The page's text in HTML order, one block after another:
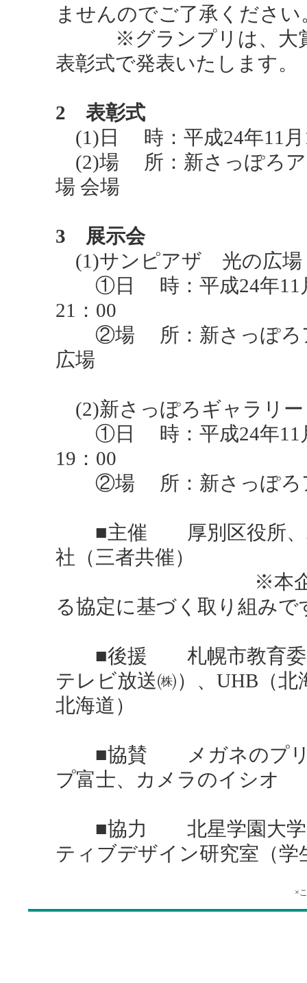
ませんのでご了承ください
※グランプリは、大賞
表彰式で発表いたします。
2 表彰式
(1)日 時：平成24年11月
(2)場 所：新さっぽろア
場 会場
3 展示会
(1)サンピアザ 光の広
①日 時：平成24年11月
21：00
②場 所：新さっぽろア
広場
(2)新さっぽろギャラリー
①日 時：平成24年11月
19：00
②場 所：新さっぽろア
■主催 厚別区役所、北
社（三者共催）
※本企画は、三
る協定に基づく取り組みで
■後援 札幌市教育委員
テレビ放送㈱）、UHB（
北海道）
■協賛 メガネのプリ
プ富士、カメラのイシオ
■協力 北星学園大学短
ティブデザイン研究室（
×